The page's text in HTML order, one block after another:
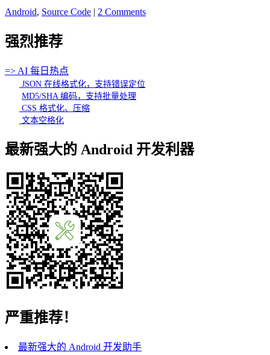
Android, Source Code | 2 Comments
强烈推荐
=> AI 每日热点
JSON 在线格式化，支持错误定位
MD5/SHA 编码，支持批量处理
CSS 格式化、压缩
文本空格化
最新强大的 Android 开发利器
严重推荐！
最新强大的 Android 开发助手